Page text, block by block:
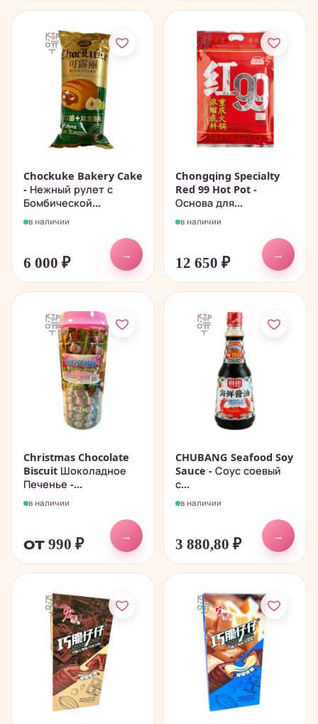
Chockuke Bakery Cake
- Нежный рулет с
Бомбической...
в наличии
6 000 ₽
→
Chongqing Specialty
Red 99 Hot Pot -
Основа для...
в наличии
12 650 ₽
→
Christmas Chocolate
Biscuit Шоколадное
Печенье -...
в наличии
от 990 ₽
→
CHUBANG Seafood Soy
Sauce - Соус соевый
с...
в наличии
3 880,80 ₽
→